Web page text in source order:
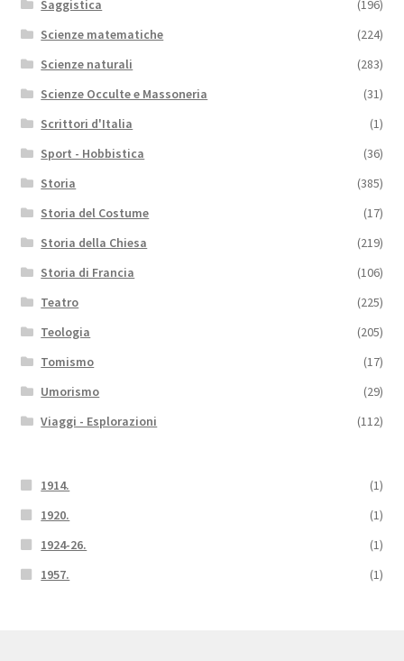
Saggistica
(196)
Scienze matematiche
(224)
Scienze naturali
(283)
Scienze Occulte e Massoneria
(31)
Scrittori d'Italia
(1)
Sport - Hobbistica
(36)
Storia
(385)
Storia del Costume
(17)
Storia della Chiesa
(219)
Storia di Francia
(106)
Teatro
(225)
Teologia
(205)
Tomismo
(17)
Umorismo
(29)
Viaggi - Esplorazioni
(112)
1914.
(1)
1920.
(1)
1924-26.
(1)
1957.
(1)